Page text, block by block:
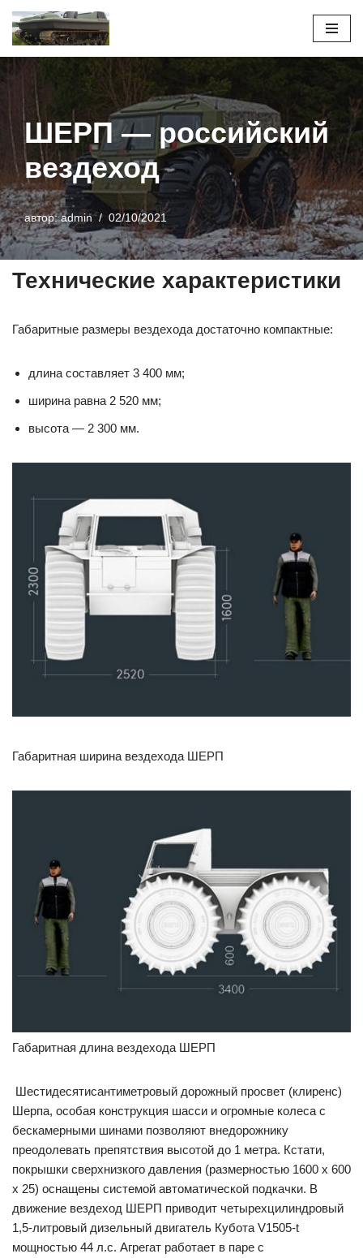
Перейти
ШЕРП — российский
вездеход
автор:admin 02/10/2021
Технические характеристики
Габаритные размеры вездехода достаточно компактные:
длина составляет 3 400 мм;
ширина равна 2 520 мм;
высота — 2 300 мм.
Габаритная ширина вездехода ШЕРП
Габаритная длина вездехода ШЕРП
Шестидесятисантиметровый дорожный просвет (клиренс)
Шерпа, особая конструкция шасси и огромные колеса с
бескамерными шинами позволяют внедорожнику
преодолевать препятствия высотой до 1 метра. Кстати,
покрышки сверхнизкого давления (размерностью 1600 х 600
х 25) оснащены системой автоматической подкачки. В
движение вездеход ШЕРП приводит четырехцилиндровый
1,5-литровый дизельный двигатель Кубота V1505-t
мощностью 44 л.с. Агрегат работает в паре с